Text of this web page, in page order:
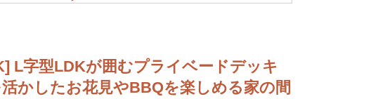
L字型LDKが囲むプライベードデッキ
かしたお花見やBBQを楽しめる家の間